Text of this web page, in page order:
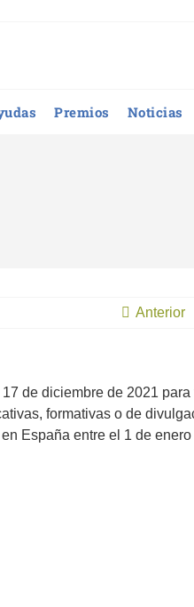
Premios Noticias
Anterior
de diciembre de 2021
formativas o de
España entre el 1 de enero